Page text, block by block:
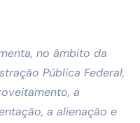
no âmbito da
Pública Federal,
a
a alienação e